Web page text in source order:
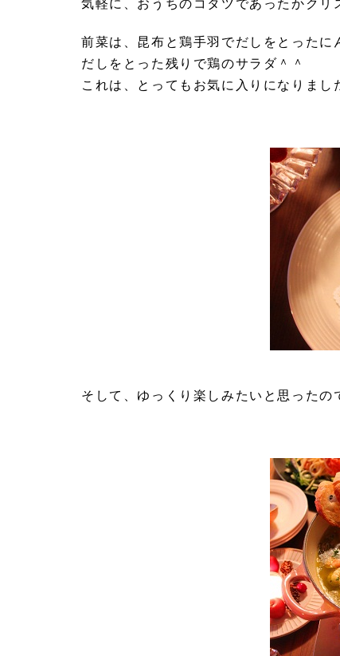
気軽に、おうちのコタツであったかクリ
前菜は、昆布と鶏手羽でだしをとったに
だしをとった残りで鶏のサラダ＾＾
これは、とってもお気に入りになりま
そして、ゆっくり楽しみたいと思ったの